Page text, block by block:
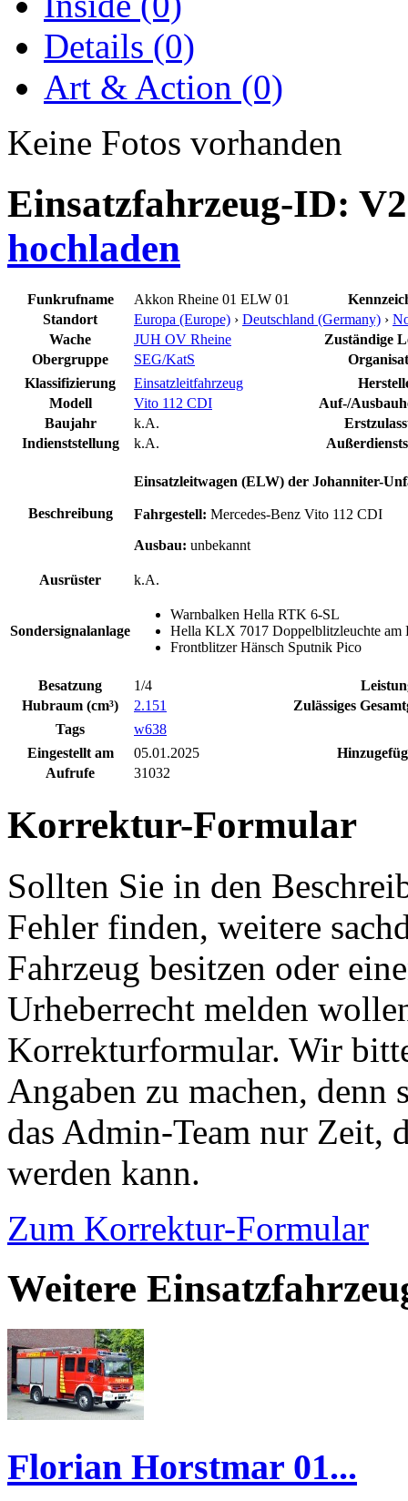
Details (0)
Art & Action (0)
Keine Fotos vorhanden
Einsatzfahrzeug-ID:
hochladen
Funkrufname Akkon Rheine 01 ELW 01
Standort
Europa (Europe) › Deutschland (Germany) ›
Wache
JUH OV Rheine
Zuständige
Obergruppe
SEG/KatS
Klassifizierung
Einsatzleitfahrzeug
Modell
Vito 112 CDI
Auf-/
Baujahr
k.A.
Indienststellung
k.A.
Beschreibung
Einsatzleitwagen (ELW) der Johanniter-
Fahrgestell: Mercedes-Benz Vito 112 CDI
Ausbau: unbekannt
Ausrüster k.A.
Sondersignalanlage
Warnbalken Hella RTK 6-SL
Hella KLX 7017 Doppelblitzleuchte am
Frontblitzer Hänsch Sputnik Pico
Besatzung 1/4
Hubraum (cm³)
2.151
Zulässiges
Tags
w638
Eingestellt am
05.01.2025
Aufrufe
31032
Korrektur-Formular
Sollten Sie in den
Fehler finden, weitere
Fahrzeug besitzen oder
Urheberrecht melden
Korrekturformular. Wir
Angaben zu machen,
das Admin-Team nur Zeit,
werden kann.
Zum Korrektur-Formular
Weitere
Florian Horstmar 01...